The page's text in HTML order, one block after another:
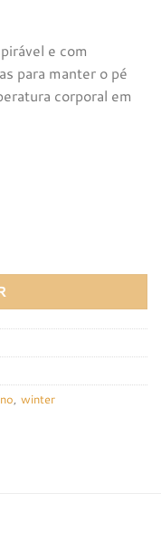
e com
para manter o pé
corporal em
, winter